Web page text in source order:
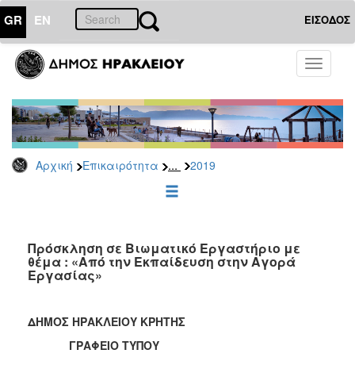
GR EN ΕΙΣΟΔΟΣ
Toggle
Αρχική Επικαιρότητα ... 2019
ΕΠΙΚΑΙΡΟΤΗΤΑ
Τύπου
Αρχείο
2026
2025
2022
2021
2019
2018
Πρόσκληση σε Βιωματικό Εργαστήριο με
θέμα : «Από την Εκπαίδευση στην Αγορά
Εργασίας»
ΔΗΜΟΣ ΗΡΑΚΛΕΙΟΥ ΚΡΗΤΗΣ
ΓΡΑΦΕΙΟ ΤΥΠΟΥ